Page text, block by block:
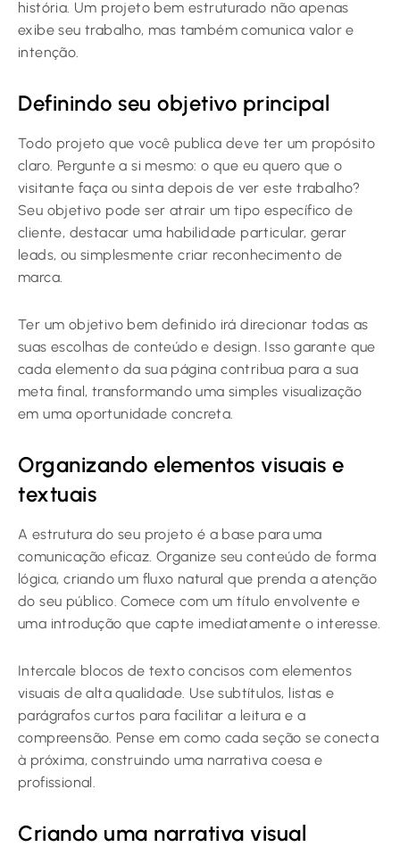
história. Um projeto bem estruturado não apenas
exibe seu trabalho, mas também comunica valor e
intenção.
Definindo seu objetivo principal
Todo projeto que você publica deve ter um propósito
claro. Pergunte a si mesmo: o que eu quero que o
visitante faça ou sinta depois de ver este trabalho?
Seu objetivo pode ser atrair um tipo específico de
cliente, destacar uma habilidade particular, gerar
leads, ou simplesmente criar reconhecimento de
marca.
Ter um objetivo bem definido irá direcionar todas as
suas escolhas de conteúdo e design. Isso garante que
cada elemento da sua página contribua para a sua
meta final, transformando uma simples visualização
em uma oportunidade concreta.
Organizando elementos visuais e
textuais
A estrutura do seu projeto é a base para uma
comunicação eficaz. Organize seu conteúdo de forma
lógica, criando um fluxo natural que prenda a atenção
do seu público. Comece com um título envolvente e
uma introdução que capte imediatamente o interesse.
Intercale blocos de texto concisos com elementos
visuais de alta qualidade. Use subtítulos, listas e
parágrafos curtos para facilitar a leitura e a
compreensão. Pense em como cada seção se conecta
à próxima, construindo uma narrativa coesa e
profissional.
Criando uma narrativa visual